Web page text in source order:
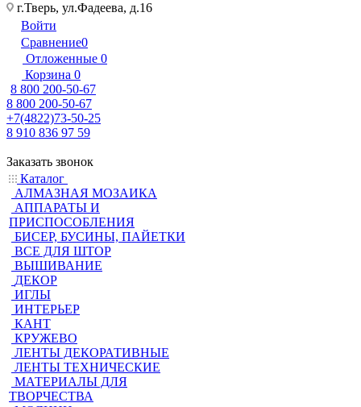
г.Тверь, ул.Фадеева, д.16
Войти
Сравнение0
Отложенные 0
Корзина 0
8 800 200-50-67
8 800 200-50-67
+7(4822)73-50-25
8 910 836 97 59
Заказать звонок
Каталог
АЛМАЗНАЯ МОЗАИКА
АППАРАТЫ И
ПРИСПОСОБЛЕНИЯ
БИСЕР, БУСИНЫ, ПАЙЕТКИ
ВСЕ ДЛЯ ШТОР
ВЫШИВАНИЕ
ДЕКОР
ИГЛЫ
ИНТЕРЬЕР
КАНТ
КРУЖЕВО
ЛЕНТЫ ДЕКОРАТИВНЫЕ
ЛЕНТЫ ТЕХНИЧЕСКИЕ
МАТЕРИАЛЫ ДЛЯ
ТВОРЧЕСТВА